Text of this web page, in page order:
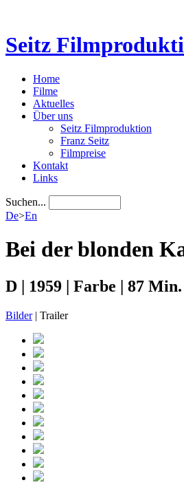
Seitz
Home
Filme
Aktuelles
Über uns
Seitz Filmproduktion
Franz Seitz
Filmpreise
Kontakt
Links
Suchen...
De>En
Bei der blonden
D | 1959 | Farbe | 87 Min.
Bilder| Trailer